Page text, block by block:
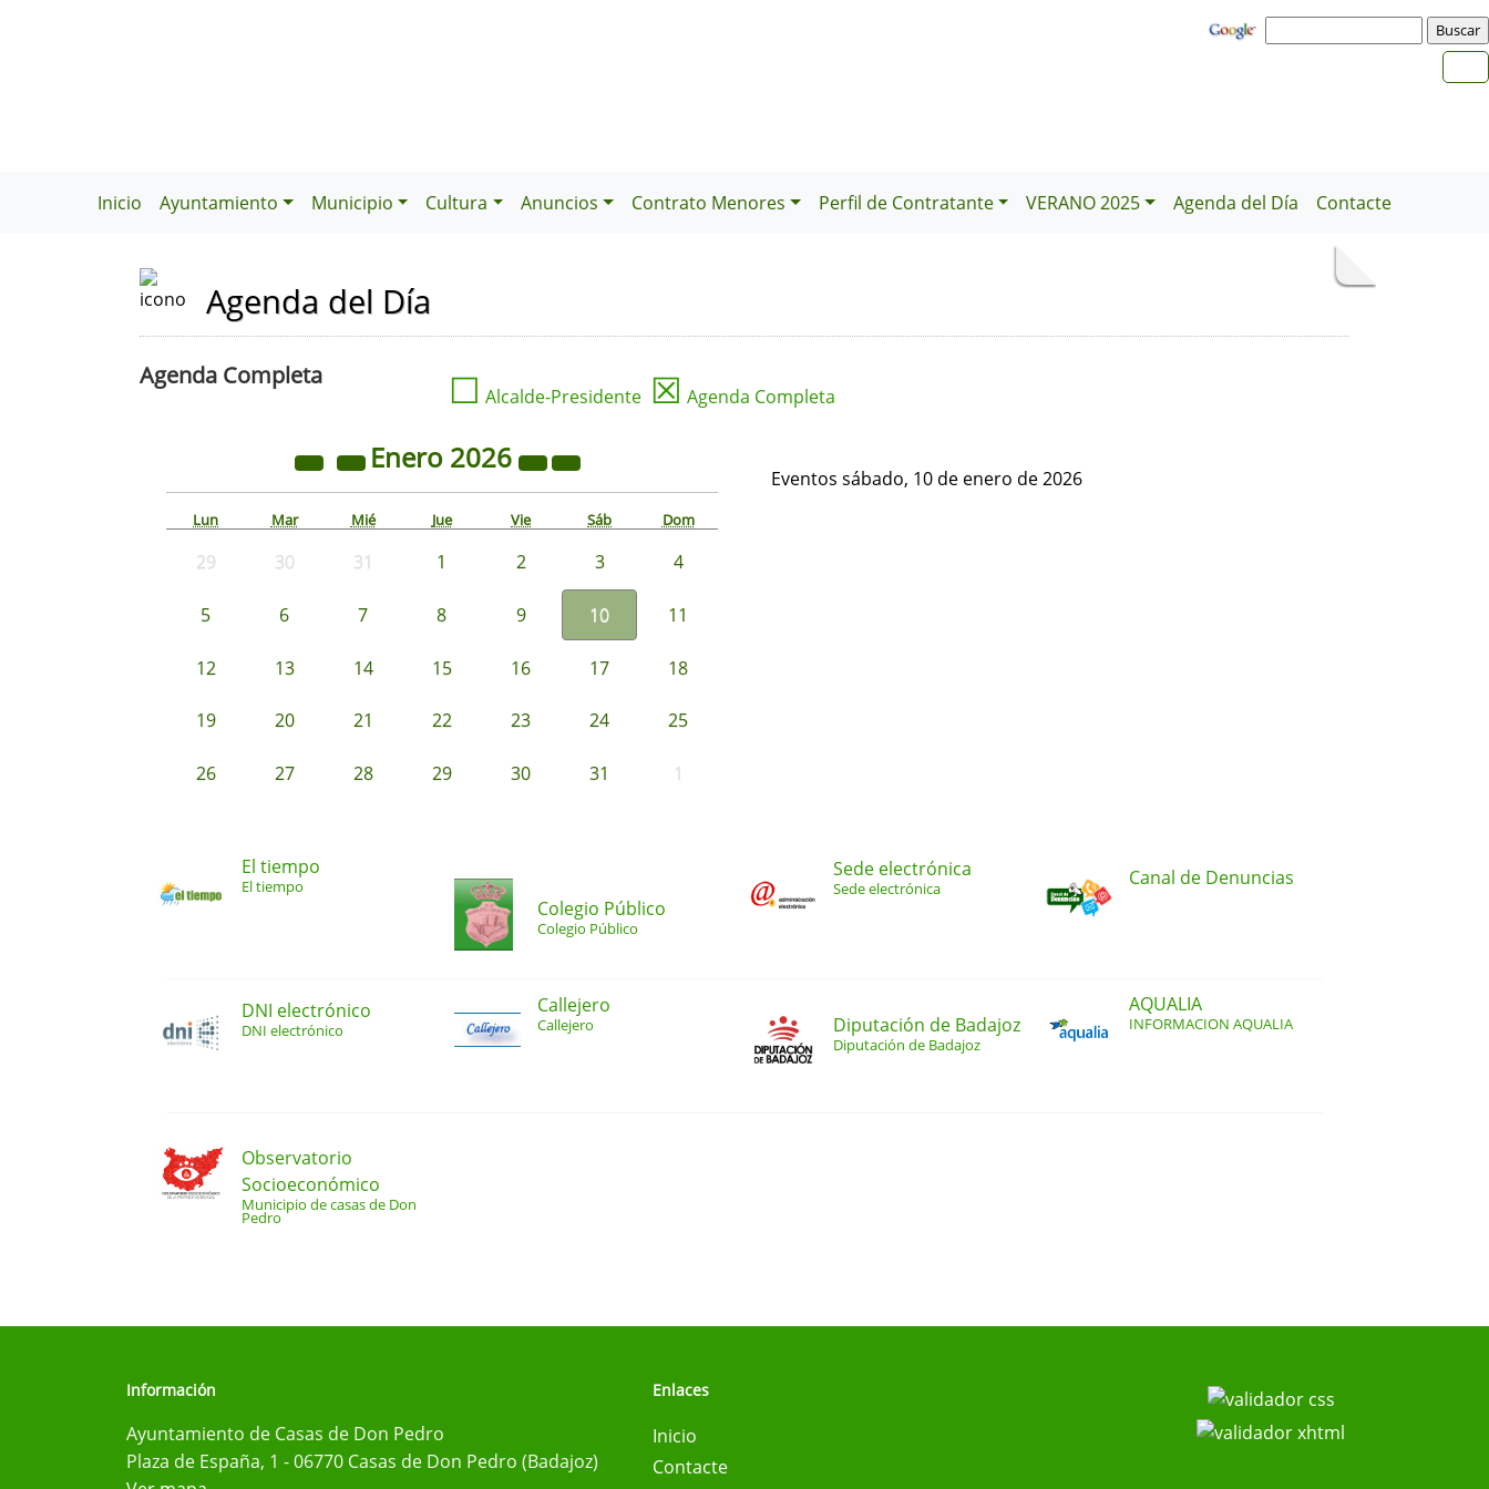
Inicio Ayuntamiento Municipio Cultura Anuncios Contrato Menores Perfil de Contratante VERANO 2025 Agenda del Día Contacte
Agenda del Día
Agenda Completa ☐ Alcalde-Presidente ☒ Agenda Completa
Enero 2026
Lun Mar Mié Jue Vie Sáb Dom
29 30 31 1 2 3 4
5 6 7 8 9 10 11
12 13 14 15 16 17 18
19 20 21 22 23 24 25
26 27 28 29 30 31 1
Eventos sábado, 10 de enero de 2026
El tiempo
El tiempo
Colegio Público
Colegio Público
Sede electrónica
Sede electrónica Canal de Denuncias
DNI electrónico
DNI electrónico
Callejero
Callejero Diputación de Badajoz
Diputación de Badajoz
AQUALIA
INFORMACION AQUALIA
Observatorio
Socioeconómico
Municipio de casas de Don
Pedro
Información
Ayuntamiento de Casas de Don Pedro
Plaza de España, 1 - 06770 Casas de Don Pedro (Badajoz)
Enlaces
Inicio
Contacte